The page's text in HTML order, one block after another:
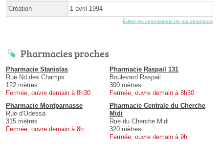
Création 1 avril 1994
Éditer les informations de ma pharmacie
Pharmacies proches
Pharmacie Stanislas
Rue Nd des Champs
122 mètres
Fermée, ouvre demain à 8h30
Pharmacie Raspail 131
Boulevard Raspail
300 mètres
Fermée, ouvre demain à 8h30
Pharmacie Montparnasse
Rue d'Odessa
315 mètres
Fermée, ouvre demain à 8h
Pharmacie Centrale du Cherche
Midi
Rue du Cherche Midi
320 mètres
Fermée, ouvre demain à 9h